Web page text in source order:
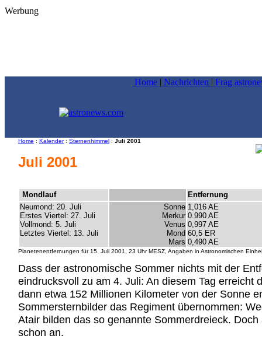
Home | Nachrichten | Frag
Home : Kalender : Sternenhimmel : Juli 2001
Juli 2001
Mondlauf
Entfernung
Neumond: 20. Juli
Erstes Viertel: 27. Juli
Vollmond: 5. Juli
Letztes Viertel: 13. Juli
Sonne
Merkur
Venus
Mond
Mars
1,016 AE
0.990 AE
0,997 AE
60,5 ER
0,490 AE
Planetenentfernungen für 15. Juli 2001, 23 Uhr MESZ, Angaben in Astronomischen
Dass der astronomische Sommer nichts mit der
eindrucksvoll zu am 4. Juli: An diesem Tag
dann etwa 152 Millionen Kilometer von der Sonne
Sommersternbilder das Regiment übernommen:
Atair bilden das so genannte Sommerdreieck.
schon an.
Werbung